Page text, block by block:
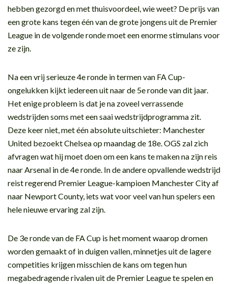
hebben gezorgd en met thuisvoordeel, wie weet? De prijs van
een grote kans tegen één van de grote jongens uit de Premier
League in de volgende ronde moet een enorme stimulans voor
ze zijn.
Na een vrij serieuze 4e ronde in termen van FA Cup-
ongelukken kijkt iedereen uit naar de 5e ronde van dit jaar.
Het enige probleem is dat je na zoveel verrassende
wedstrijden soms met een saai wedstrijdprogramma zit.
Deze keer niet, met één absolute uitschieter: Manchester
United bezoekt Chelsea op maandag de 18e. OGS zal zich
afvragen wat hij moet doen om een kans te maken na zijn reis
naar Arsenal in de 4e ronde. In de andere opvallende wedstrijd
reist regerend Premier League-kampioen Manchester City af
naar Newport County, iets wat voor veel van hun spelers een
hele nieuwe ervaring zal zijn.
De 3e ronde van de FA Cup is het moment waarop dromen
worden gemaakt of in duigen vallen, minnetjes uit de lagere
competities krijgen misschien de kans om tegen hun
megabedragende rivalen uit de Premier League te spelen en